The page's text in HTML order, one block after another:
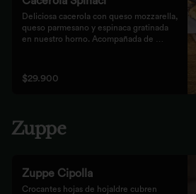
Deliciosa cacerola con queso mozzarella,
queso parmesano y espinaca gratinada
en nuestro horno. Acompañada de
$29.900
Zuppe
Zuppe Cipolla
Crocantes hojas de hojaldre cubren